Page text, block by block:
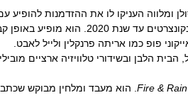
ומלווה העניקו לו את ההזדמנות להופיע
ריי כיהן כפסנתרן והמנהל המוזיקלי של טוני
פופ כמו אריתה פרנקלין ולייל לאבט.
הול, הבית הלבן ובשידורי טלוויזיה
Fire & Rain (2023). הוא מעבד ומלחין מבוקש